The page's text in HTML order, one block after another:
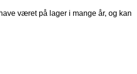
været på lager i mange år, og kan